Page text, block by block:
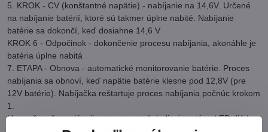
5. KROK - CV (konštantné napätie) - nabíjanie na 14,6V. Určené
na nabíjanie batérií, ktoré sú takmer úplne nabité. Nabíjanie
batérie sa dokončí, keď dosiahne 14,6 V
KROK 6 - Odpočinok - dokončenie procesu nabíjania, akonáhle je
batéria úplne nabitá
7. ETAPA - Obnova - automatické monitorovanie batérie. Proces
nabíjania sa obnoví, keď napätie batérie klesne pod 12,8V (pre
12V batérie). Nabíjačka reštartuje proces nabíjania počnúc krokom
1.
Usmerňovače majú mikroprocesorový riadiaci systém, LED diódy